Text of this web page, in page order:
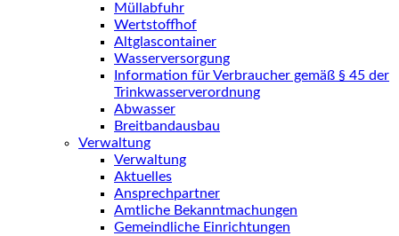
Müllabfuhr
Wertstoffhof
Altglascontainer
Wasserversorgung
Information für Verbraucher gemäß § 45 der
Trinkwasserverordnung
Abwasser
Breitbandausbau
Verwaltung
Verwaltung
Aktuelles
Ansprechpartner
Amtliche Bekanntmachungen
Gemeindliche Einrichtungen